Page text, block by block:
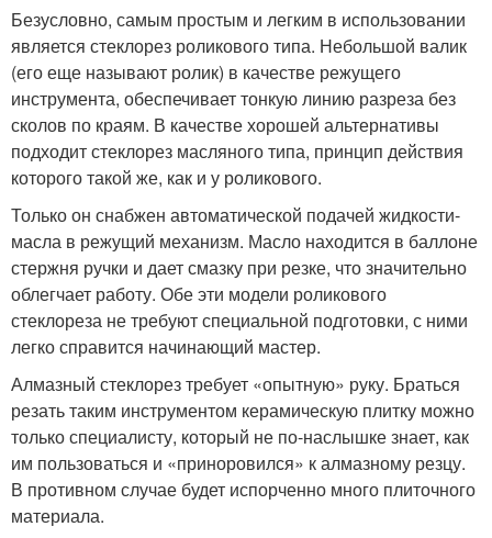
Безусловно, самым простым и легким в использовании
является стеклорез роликового типа. Небольшой валик
(его еще называют ролик) в качестве режущего
инструмента, обеспечивает тонкую линию разреза без
сколов по краям. В качестве хорошей альтернативы
подходит стеклорез масляного типа, принцип действия
которого такой же, как и у роликового.
Только он снабжен автоматической подачей жидкости-
масла в режущий механизм. Масло находится в баллоне
стержня ручки и дает смазку при резке, что значительно
облегчает работу. Обе эти модели роликового
стеклореза не требуют специальной подготовки, с ними
легко справится начинающий мастер.
Алмазный стеклорез требует «опытную» руку. Браться
резать таким инструментом керамическую плитку можно
только специалисту, который не по-наслышке знает, как
им пользоваться и «приноровился» к алмазному резцу.
В противном случае будет испорченно много плиточного
материала.